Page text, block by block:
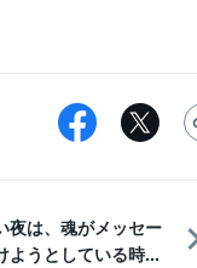
夜は、魂がメッセー
ようとしている時...